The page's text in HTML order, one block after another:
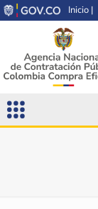
Inicio |